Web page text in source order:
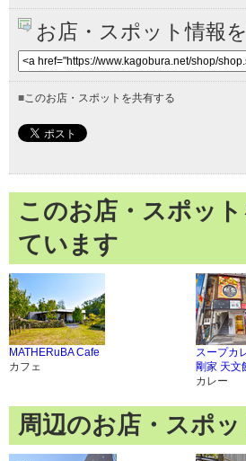
お店・スポット情報
■このお店・スポットを共有する
このお店・スポッ
ています
MATHERuBA Cafe
カフェ
スープカ
剛家 天文
カレー
周辺のお店・スポッ